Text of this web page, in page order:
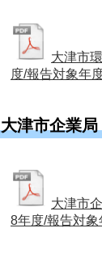
大津市
度/報告対象年
大津市企業
大津市
8年度/報告対象